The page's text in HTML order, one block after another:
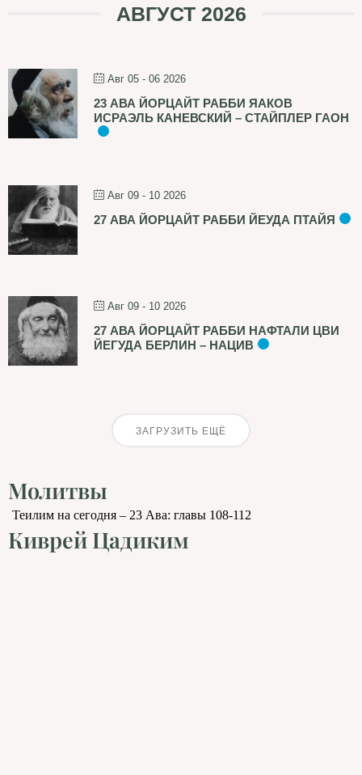
АВГУСТ 2026
Авг 05 - 06 2026
23 АВА ЙОРЦАЙТ РАББИ ЯАКОВ
ИСРАЭЛЬ КАНЕВСКИЙ – СТАЙПЛЕР ГАОН
Авг 09 - 10 2026
27 АВА ЙОРЦАЙТ РАББИ ЙЕУДА ПТАЙЯ
Авг 09 - 10 2026
27 АВА ЙОРЦАЙТ РАББИ НАФТАЛИ ЦВИ
ЙЕГУДА БЕРЛИН – НАЦИВ
ЗАГРУЗИТЬ ЕЩЁ
Молитвы
Теилим на сегодня – 23 Ава: главы 108-112
Киврей Цадиким